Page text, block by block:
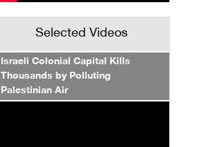
Selected Videos
Israeli Colonial Capital Kills
Thousands by Polluting
Palestinian Air